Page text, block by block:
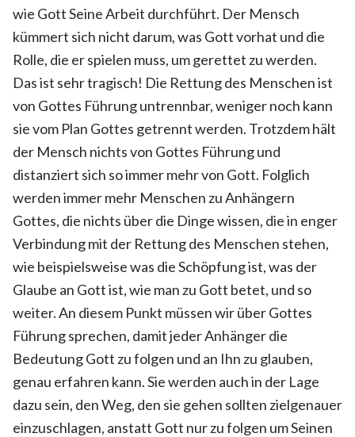
wie Gott Seine Arbeit durchführt. Der Mensch
kümmert sich nicht darum, was Gott vorhat und die
Rolle, die er spielen muss, um gerettet zu werden.
Das ist sehr tragisch! Die Rettung des Menschen ist
von Gottes Führung untrennbar, weniger noch kann
sie vom Plan Gottes getrennt werden. Trotzdem hält
der Mensch nichts von Gottes Führung und
distanziert sich so immer mehr von Gott. Folglich
werden immer mehr Menschen zu Anhängern
Gottes, die nichts über die Dinge wissen, die in enger
Verbindung mit der Rettung des Menschen stehen,
wie beispielsweise was die Schöpfung ist, was der
Glaube an Gott ist, wie man zu Gott betet, und so
weiter. An diesem Punkt müssen wir über Gottes
Führung sprechen, damit jeder Anhänger die
Bedeutung Gott zu folgen und an Ihn zu glauben,
genau erfahren kann. Sie werden auch in der Lage
dazu sein, den Weg, den sie gehen sollten zielgenauer
einzuschlagen, anstatt Gott nur zu folgen um Seinen